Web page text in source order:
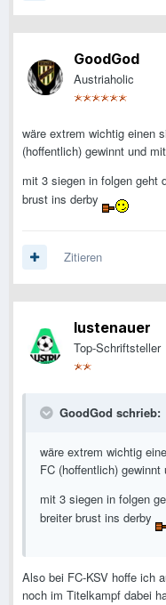
GoodGod
Austriaholic
wäre extrem wichtig einen
(hoffentlich) gewinnt und
mit 3 siegen in folgen geht
brust ins derby
Zitieren
lustenauer
Top-Schriftsteller
GoodGod schrieb:
wäre extrem wichtig
FC (hoffentlich)
mit 3 siegen in folgen
breiter brust ins derby
Also bei FC-KSV hoffe ich
noch im Titelkampf dabei